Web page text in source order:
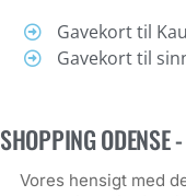
Gavekort til
Gavekort til
SHOPPING ODENSE
Vores hensigt med